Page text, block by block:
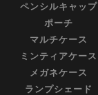
ペンシルキャップ
ポーチ
マルチケース
ミンティアケース
メガネケース
ランプシェード